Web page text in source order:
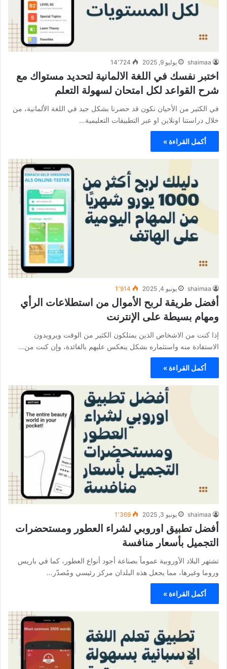
shaimaa يوليو 9, 2025 14٬724
اختبر نفسك في اللغة الالمانية لتحديد مستواك مع
شرح القواعد لكل امتحان لسهولة التعلم
في الكثير من الأحيان نكون قد حضرنا بشكل جيد في اللغة الألمانية، من
خلال دراستنا اونلاين او عبر التطبيقات التعليمية…
أكمل القراءة »
shaimaa يونيو 4, 2025 1٬914
أفضل طريقة لربح الأموال من استطلاعات الرأي
ومهام بسيطة على الإنترنت
إذا كنت من الاشخاص الذين يمتلكون الكثير من الوقت ويرويدون
الاستفادة منه واستثماره بشكل ينعكس عليهم بالفائدة، وإن كنت من…
أكمل القراءة »
shaimaa يونيو 3, 2025 1٬369
أفضل تطبيق اوروبي لشراء العطور ومستحضرات
التجميل بأسعار منافسة
تشتهر البلاد الأوروبية عموماً بصناعة أجود أنواع العطور، كما في باريس
وروما وغيرها، مما يجعل هذه البلدان مركز رئيسي ومُصدّر…
أكمل القراءة »